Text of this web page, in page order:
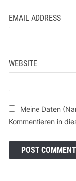
EMAIL ADDRESS
WEBSITE
Meine Daten
Kommentieren in